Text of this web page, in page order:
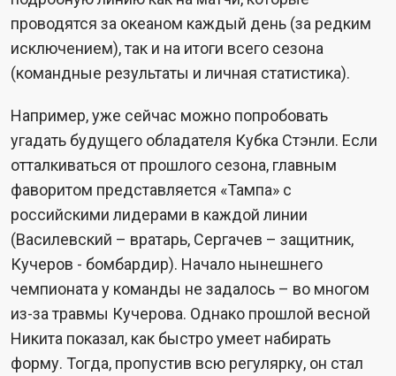
проводятся за океаном каждый день (за редким
исключением), так и на итоги всего сезона
(командные результаты и личная статистика).
Например, уже сейчас можно попробовать
угадать будущего обладателя Кубка Стэнли. Если
отталкиваться от прошлого сезона, главным
фаворитом представляется «Тампа» с
российскими лидерами в каждой линии
(Василевский – вратарь, Сергачев – защитник,
Кучеров - бомбардир). Начало нынешнего
чемпионата у команды не задалось – во многом
из-за травмы Кучерова. Однако прошлой весной
Никита показал, как быстро умеет набирать
форму. Тогда, пропустив всю регулярку, он стал